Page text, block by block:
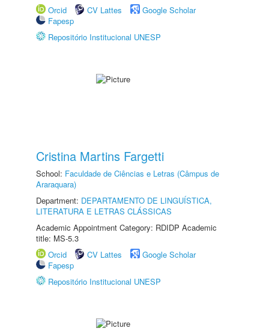
Orcid
CV Lattes
Google Scholar
Fapesp
Repositório Institucional UNESP
Cristina Martins Fargetti
School: Faculdade de Ciências e Letras (Câmpus de
Araraquara)
Department: DEPARTAMENTO DE LINGUÍSTICA,
LITERATURA E LETRAS CLÁSSICAS
Academic Appointment Category: RDIDP Academic
title: MS-5.3
Orcid
CV Lattes
Google Scholar
Fapesp
Repositório Institucional UNESP